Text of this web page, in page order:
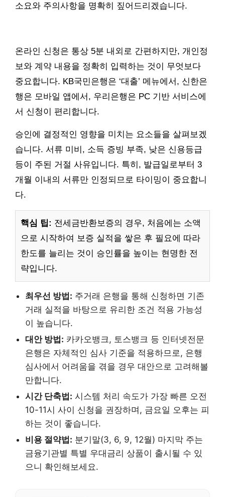
소요와 주의사항을 명확히 짚어드리겠습니다.
온라인 신청은 통상 5분 내외로 간편하지만, 개인정
보와 계약 내용을 정확히 입력하는 것이 무엇보다
중요합니다. KB국민은행은 ‘대출’ 메뉴에서, 신한은
행은 모바일 앱에서, 우리은행은 PC 기반 서비스에
서 신청이 편리합니다.
승인에 결정적인 영향을 미치는 요소들을 살펴보겠
습니다. 서류 미비, 소득 증빙 부족, 낮은 신용등급
등이 주된 거절 사유입니다. 특히, 발급일로부터 3
개월 이내의 서류만 인정되므로 타이밍이 중요합니
다.
핵심 팁: 전세금반환보증의 경우, 처음에는 소액
으로 시작하여 보증 실적을 쌓은 후 필요에 따라
한도를 늘리는 것이 승인률을 높이는 현명한 전
략입니다.
최우선 방법: 주거래 은행을 통해 신청하면 기존
거래 실적을 바탕으로 유리한 조건 적용 가능성
이 높습니다.
대안 방법: 카카오뱅크, 토스뱅크 등 인터넷전문
은행은 자체적인 심사 기준을 적용하므로, 은행
심사에서 어려움을 겪을 경우 대안으로 고려해볼
만합니다.
시간 단축법: 시스템 처리 속도가 가장 빠른 오전
10-11시 사이 신청을 권장하며, 금요일 오후는 피
하는 것이 좋습니다.
비용 절약법: 분기말(3, 6, 9, 12월) 마지막 주는
금융기관별 특별 우대금리 상품이 출시될 수 있
으니 확인해보세요.